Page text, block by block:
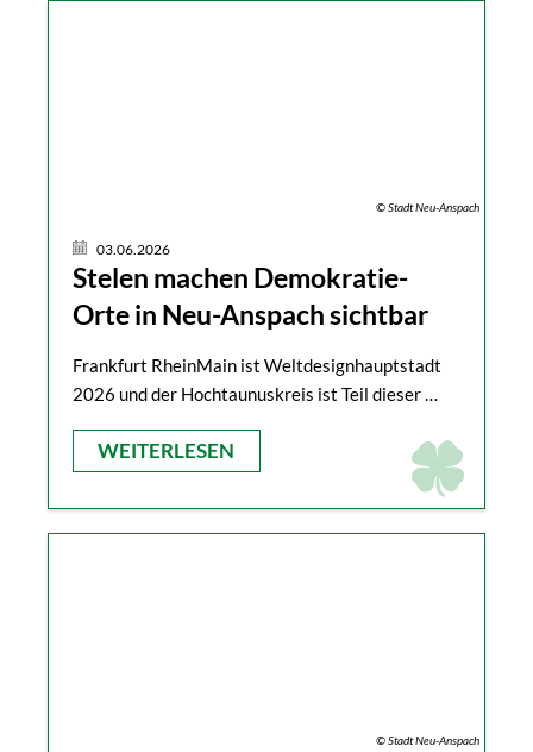
© Stadt Neu-Anspach
03.06.2026
Stelen machen Demokratie-
Orte in Neu-Anspach sichtbar
Frankfurt RheinMain ist Weltdesignhauptstadt
2026 und der Hochtaunuskreis ist Teil dieser …
WEITERLESEN
© Stadt Neu-Anspach